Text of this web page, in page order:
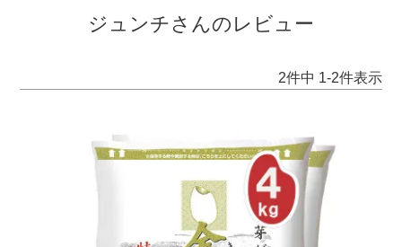
ジュンチさんのレビュー
2件中 1-2件表示